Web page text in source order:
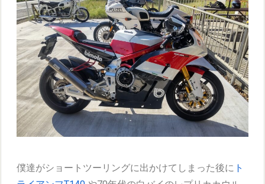
僕達がショートツーリングに出かけてしまった後に ト